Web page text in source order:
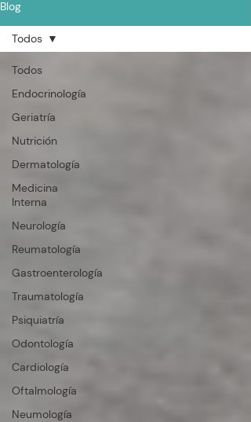
Blog
Todos
Endocrinología
Geriatría
Nutrición
Dermatología
Medicina
Interna
Neurología
Reumatología
Gastroenterología
Traumatología
Psiquiatría
Odontología
Cardiología
Oftalmología
Neumología
Todos